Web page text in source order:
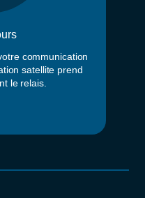
communication
satellite prend
le relais.